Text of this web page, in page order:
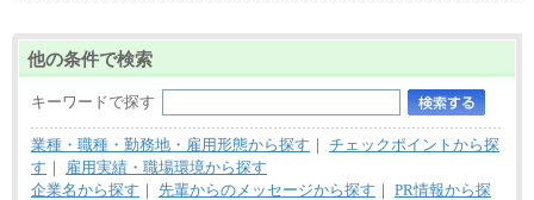
他の条件で検索
キーワードで探す
業種・職種・勤務地・雇用形態から探す ｜ チェックポイントから探
す ｜
雇用実績・職場環境から探す
企業名から探す ｜ 先輩からのメッセージから探す ｜ PR情報から探